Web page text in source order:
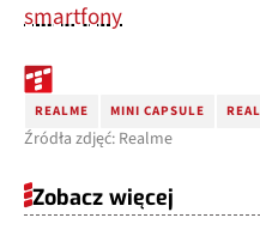
smartfony
REALME MINI CAPSULE
Źródła zdjęć: Realme
Zobacz więcej